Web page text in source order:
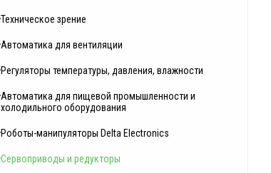
Техническое зрение
Автоматика для вентиляции
Регуляторы температуры, давления, влажности
Автоматика для пищевой промышленности и
холодильного оборудования
Роботы-манипуляторы Delta Electronics
Сервоприводы и редукторы